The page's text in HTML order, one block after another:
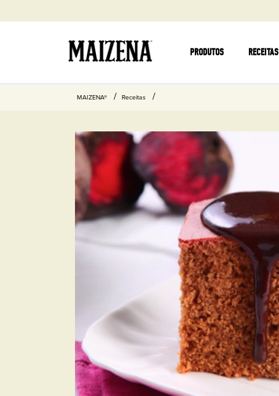
PRODUTOS RECEITAS
MAIZENA® Receitas